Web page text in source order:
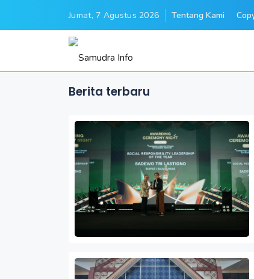
Jumat, 7 Agustus 2026 Tentang Kami
Berita terbaru